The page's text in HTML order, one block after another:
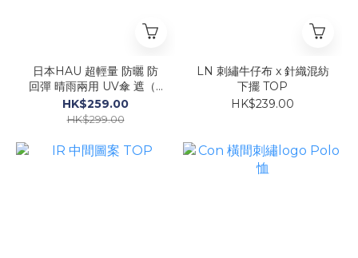
日本HAU 超輕量 防曬 防
回彈 晴雨兩用 UV傘 遮（6
骨款）$259
HK$259.00
HK$299.00
LN 刺繡牛仔布 x 針織混紡
下擺 TOP
HK$239.00